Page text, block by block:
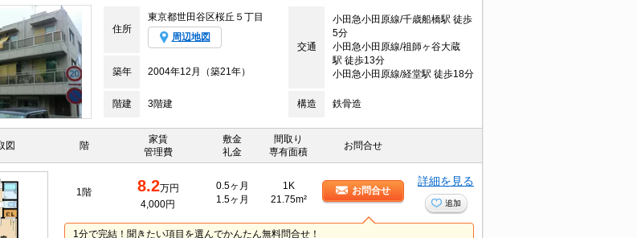
住所
東京都世田谷区桜丘５丁目
周辺地図
交通
小田急小田原線/千歳船橋駅 徒歩
5分
小田急小田原線/祖師ヶ谷大蔵
駅 徒歩13分
小田急小田原線/経堂駅 徒歩18分
築年 2004年12月（築21年）
階建 3階建 構造 鉄骨造
図 階
家賃
管理費
敷金
礼金
間取り
専有面積
お問合せ
1階 8.2万円
4,000円
0.5ヶ月
1.5ヶ月
1K
21.75m²
お問合せ
詳細を見る
追加
1分で完結！聞きたい項目を選んでかんたん無料問合せ！